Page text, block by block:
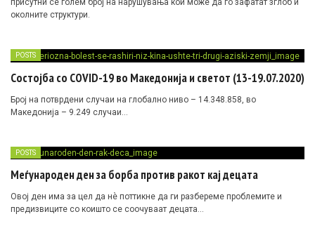
присутни се голем број на нарушувања кои може да го зафатат зглоб и
околните структури.
POSTS
Состојба со COVID-19 во Македонија и светот (13-19.07.2020)
Број на потврдени случаи на глобално ниво – 14.348.858, во
Македонија – 9.249 случаи…
POSTS
Меѓународен ден за борба против ракот кај децата
Овој ден има за цел да нè поттикне да ги разбереме проблемите и
предизвиците со коишто се соочуваат децата…